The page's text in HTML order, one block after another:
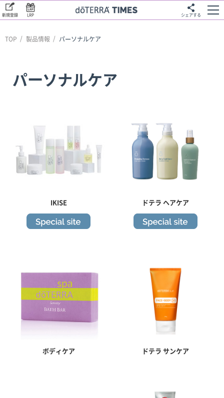
LRP
新規登録 シェアする
TOP 製品情報 パーソナルケア
パーソナルケア
IKISE ドテラ ヘアケア
ボディケア ドテラ サンケア